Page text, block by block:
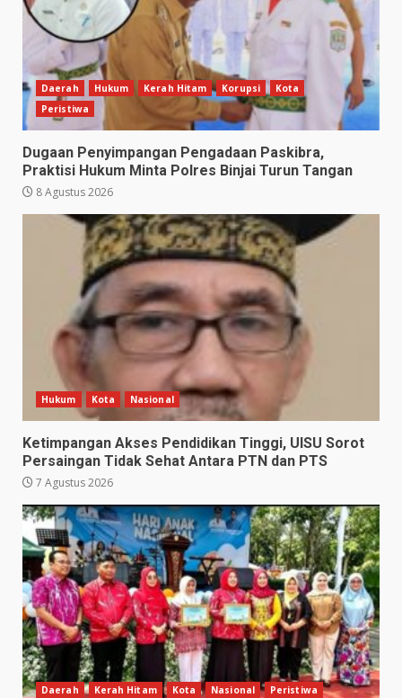
Daerah Hukum Kerah Hitam Korupsi
Kota
Peristiwa
Dugaan Penyimpangan Pengadaan Paskibra,
Praktisi Hukum Minta Polres Binjai Turun Tangan
8 Agustus 2026
Hukum Kota Nasional
Ketimpangan Akses Pendidikan Tinggi, UISU Sorot
Persaingan Tidak Sehat Antara PTN dan PTS
7 Agustus 2026
Daerah Kerah Hitam Kota Nasional Peristiwa